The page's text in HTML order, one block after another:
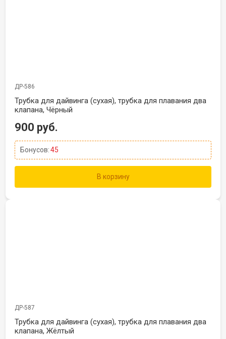
ДР-586
Трубка для дайвинга (сухая), трубка для плавания два
клапана, Чёрный
900 руб.
Бонусов:45
В корзину
ДР-587
Трубка для дайвинга (сухая), трубка для плавания два
клапана, Жёлтый